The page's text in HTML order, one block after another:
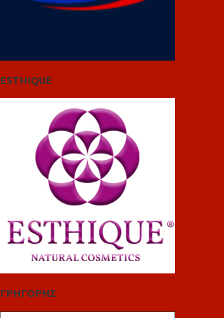
ESTHIQUE
ΓΡΗΓΟΡΗΣ